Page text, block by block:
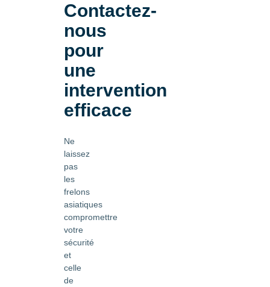
Contactez-
nous
pour
une
intervention
efficace
Ne
laissez
pas
les
frelons
asiatiques
compromettre
votre
sécurité
et
celle
de